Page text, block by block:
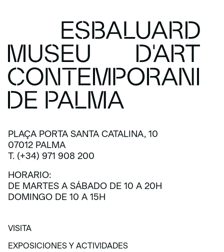
PLAÇA PORTA SANTA CATALINA, 10
07012 PALMA
T. (+34) 971 908 200
HORARIO:
DE MARTES A SÁBADO DE 10 A 20H
DOMINGO DE 10 A 15H
VISITA
VISITA
EXPOSICIONES Y ACTIVIDADES